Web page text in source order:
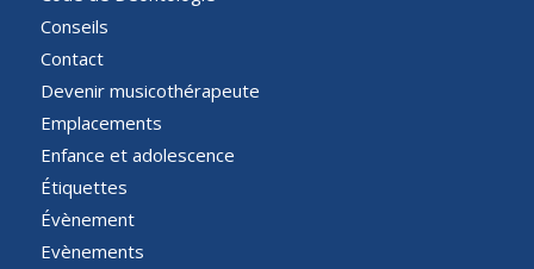
Conseils
Contact
Devenir musicothérapeute
Emplacements
Enfance et adolescence
Étiquettes
Évènement
Evènements